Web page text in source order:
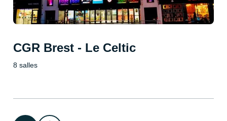
CGR Brest - Le Celtic
8 salles